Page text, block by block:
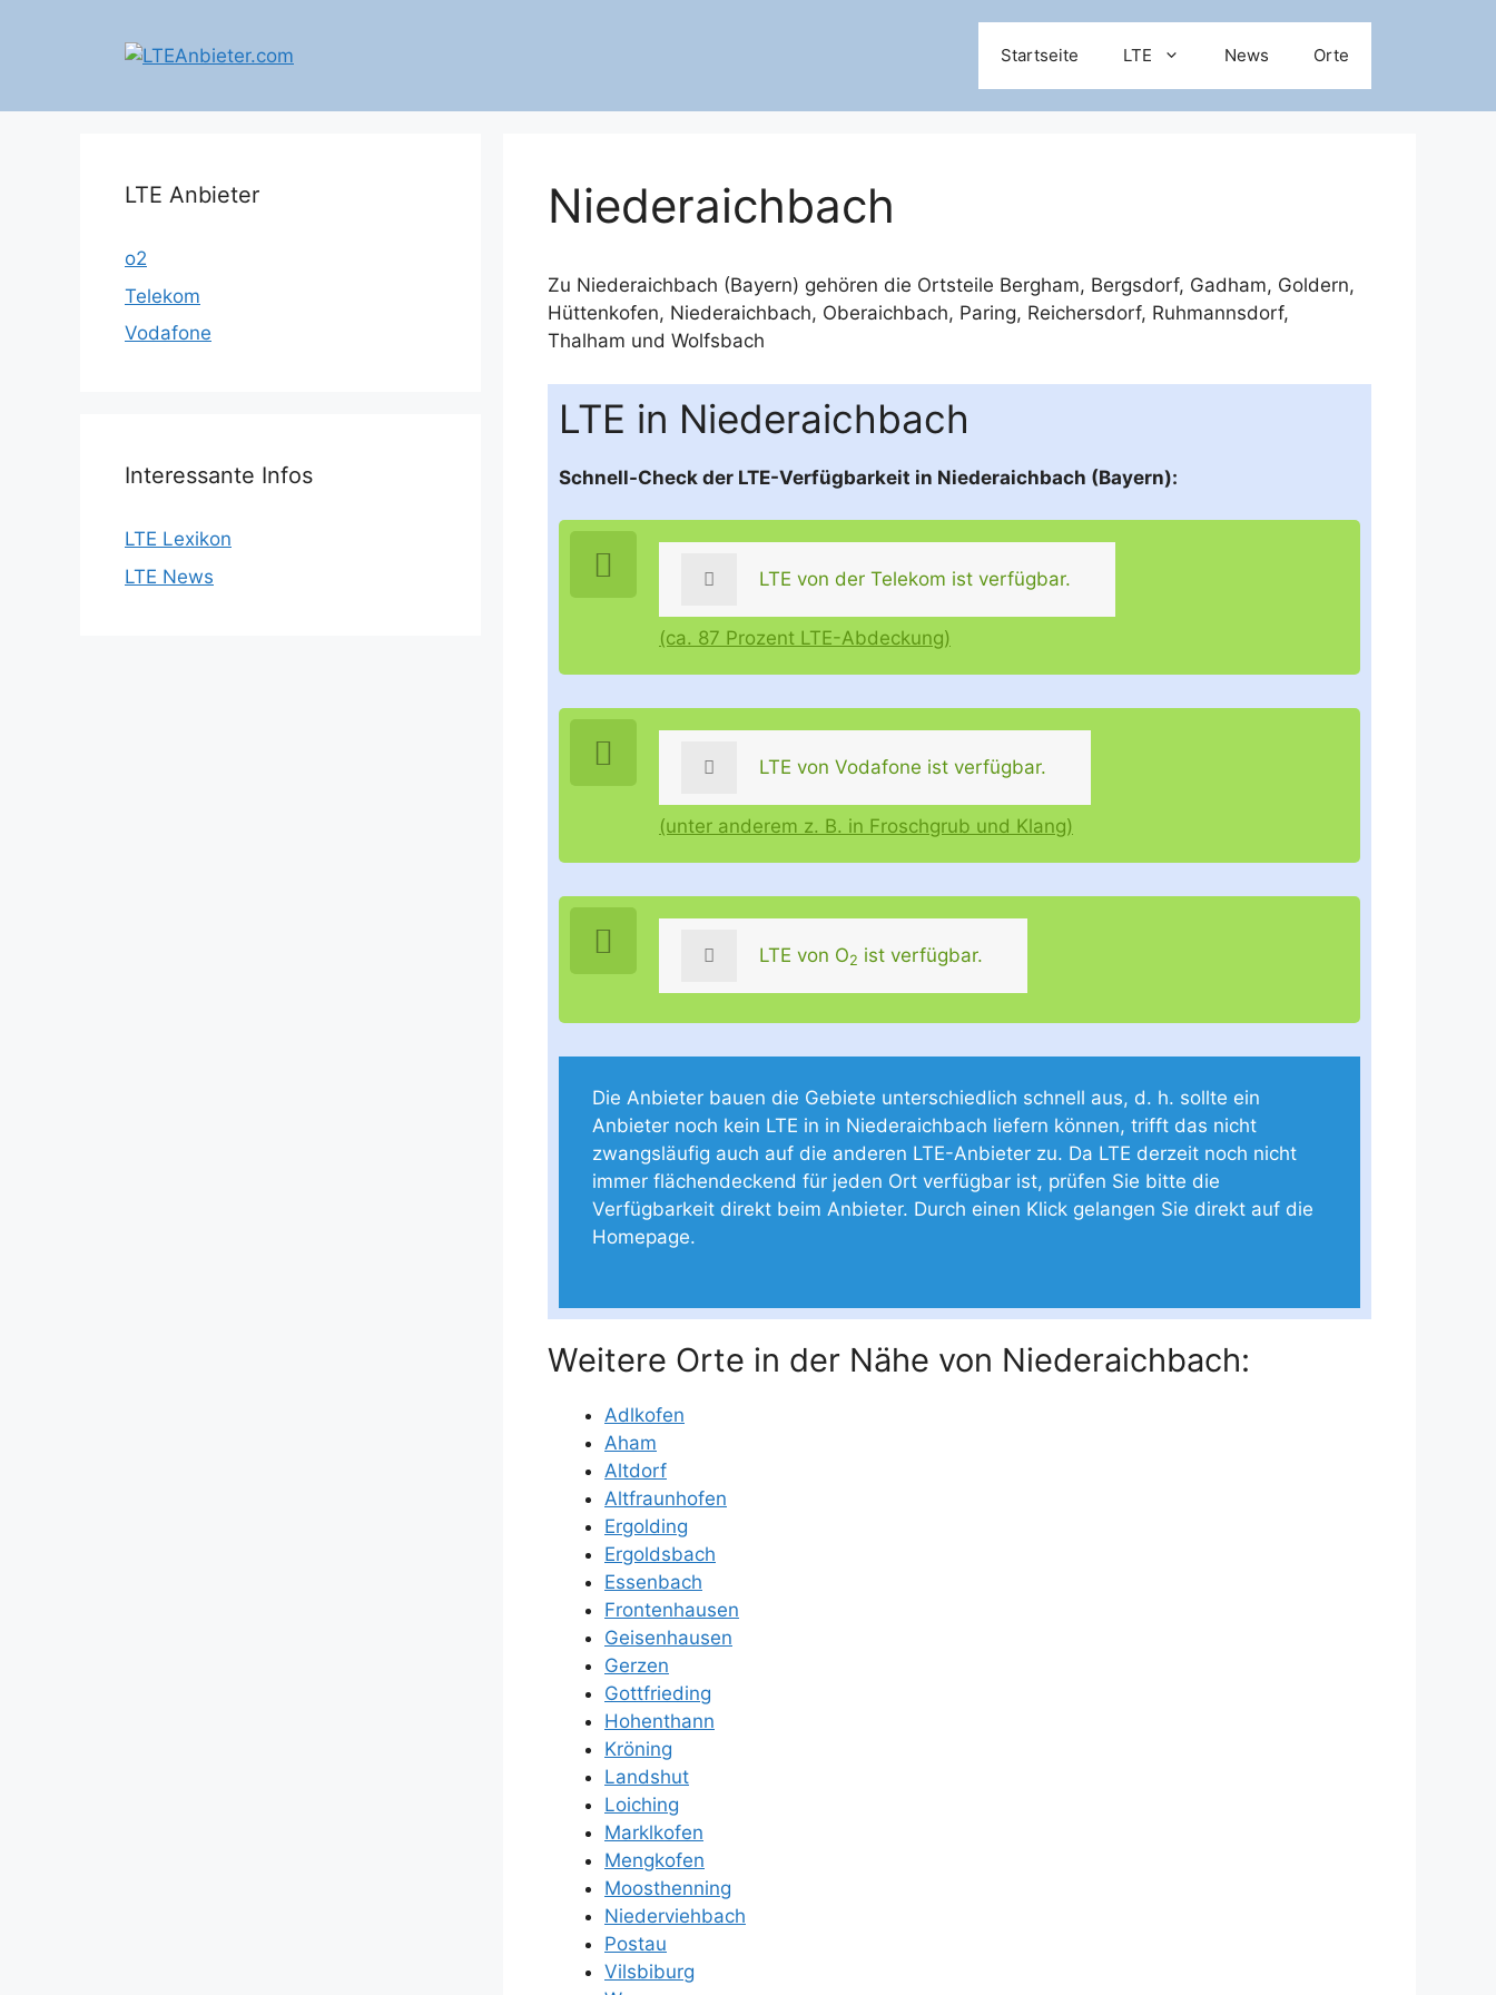
Startseite LTE News Orte
Niederaichbach
Zu Niederaichbach (Bayern) gehören die Ortsteile Bergham, Bergsdorf, Gadham, Goldern,
Hüttenkofen, Niederaichbach, Oberaichbach, Paring, Reichersdorf, Ruhmannsdorf,
Thalham und Wolfsbach
LTE in Niederaichbach
Schnell-Check der LTE-Verfügbarkeit in Niederaichbach (Bayern):
LTE von der Telekom ist verfügbar.
(ca. 87 Prozent LTE-Abdeckung)
LTE von Vodafone ist verfügbar.
(unter anderem z. B. in Froschgrub und Klang)
LTE von O2 ist verfügbar.
Die Anbieter bauen die Gebiete unterschiedlich schnell aus, d. h. sollte ein
Anbieter noch kein LTE in in Niederaichbach liefern können, trifft das nicht
zwangsläufig auch auf die anderen LTE-Anbieter zu. Da LTE derzeit noch nicht
immer flächendeckend für jeden Ort verfügbar ist, prüfen Sie bitte die
Verfügbarkeit direkt beim Anbieter. Durch einen Klick gelangen Sie direkt auf die
Homepage.
Weitere Orte in der Nähe von Niederaichbach:
Adlkofen
Aham
Altdorf
Altfraunhofen
Ergolding
Ergoldsbach
Essenbach
Frontenhausen
Geisenhausen
Gerzen
Gottfrieding
Hohenthann
Kröning
Landshut
Loiching
Marklkofen
Mengkofen
Moosthenning
Niederviehbach
Postau
Vilsbiburg
LTE Anbieter
o2
Telekom
Vodafone
Interessante Infos
LTE Lexikon
LTE News